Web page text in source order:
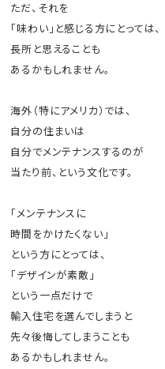
ただ、それを
「味わい」と感じる方にとっては、
長所と思えることも
あるかもしれません。
海外（特にアメリカ）では、
自分の住まいは
自分でメンテナンスするのが
当たり前、という文化です。
「メンテナンスに
時間をかけたくない」
という方にとっては、
「デザインが素敵」
という一点だけで
輸入住宅を選んでしまうと
先々後悔してしまうことも
あるかもしれません。